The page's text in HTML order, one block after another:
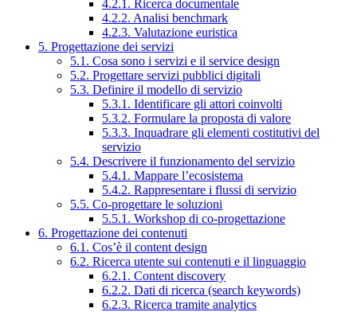
4.2.1. Ricerca documentale
4.2.2. Analisi benchmark
4.2.3. Valutazione euristica
5. Progettazione dei servizi
5.1. Cosa sono i servizi e il service design
5.2. Progettare servizi pubblici digitali
5.3. Definire il modello di servizio
5.3.1. Identificare gli attori coinvolti
5.3.2. Formulare la proposta di valore
5.3.3. Inquadrare gli elementi costitutivi del
servizio
5.4. Descrivere il funzionamento del servizio
5.4.1. Mappare l’ecosistema
5.4.2. Rappresentare i flussi di servizio
5.5. Co-progettare le soluzioni
5.5.1. Workshop di co-progettazione
6. Progettazione dei contenuti
6.1. Cos’è il content design
6.2. Ricerca utente sui contenuti e il linguaggio
6.2.1. Content discovery
6.2.2. Dati di ricerca (search keywords)
6.2.3. Ricerca tramite analytics